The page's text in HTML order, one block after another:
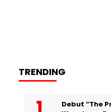
TRENDING
Debut “The